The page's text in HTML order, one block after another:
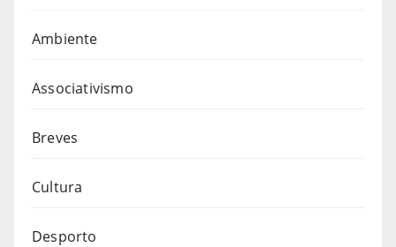
Ambiente
Associativismo
Breves
Cultura
Desporto